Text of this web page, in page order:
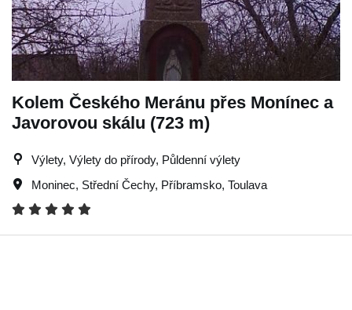
Kolem Českého Meránu přes Monínec a
Javorovou skálu (723 m)
Výlety, Výlety do přírody, Půldenní výlety
Moninec, Střední Čechy, Příbramsko, Toulava